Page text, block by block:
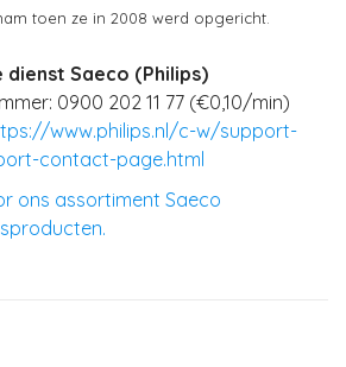
toen ze in 2008 werd opgericht.
dienst Saeco (Philips)
0900 202 11 77 (€0,10/min)
www.philips.nl/c-w/support-
contact-page.html
ons assortiment Saeco